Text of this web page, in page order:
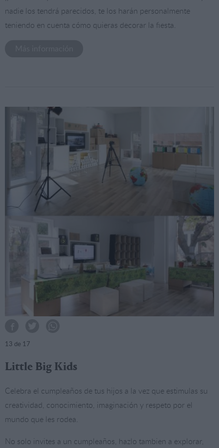
nadie los tendrá parecidos, te los harán personalmente
teniendo en cuenta cómo quieras decorar la fiesta.
13 de 17
Little Big Kids
Celebra el cumpleaños de tus hijos a la vez que estimulas su
creatividad, conocimiento, imaginación y respeto por el
mundo que les rodea.
No solo invites a un cumpleaños, hazlo tambien a explorar,